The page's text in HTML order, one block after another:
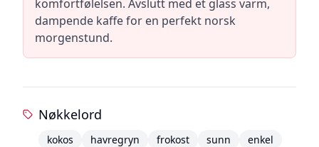
komfortfølelsen. Avslutt med et glass varm,
dampende kaffe for en perfekt norsk
morgenstund.
Nøkkelord
kokos havregryn frokost sunn
enkel